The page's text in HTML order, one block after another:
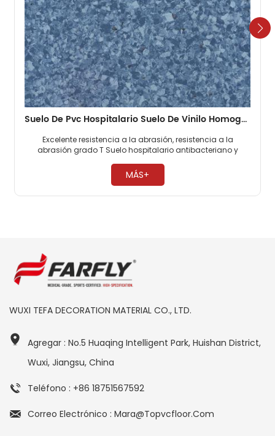
Suelo De Pvc Hospitalario Suelo De Vinilo Homogéneo De 2 Mm
Excelente resistencia a la abrasión, resistencia a la
abrasión grado T Suelo hospitalario antibacteriano y
necesario encerar ​
MÁS+
WUXI TEFA DECORATION MATERIAL CO., LTD.
Agregar : No.5 Huaqing Intelligent Park, Huishan District,
Wuxi, Jiangsu, China
Teléfono : +86 18751567592
Correo Electrónico : Mara@topvcfloor.com